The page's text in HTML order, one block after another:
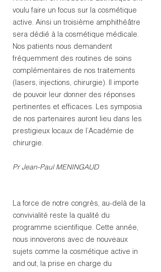
voulu faire un focus sur la cosmétique
active. Ainsi un troisième amphithéâtre
sera dédié à la cosmétique médicale.
Nos patients nous demandent
fréquemment des routines de soins
complémentaires de nos traitements
(lasers, injections, chirurgie). Il importe
de pouvoir leur donner des réponses
pertinentes et efficaces. Les symposia
de nos partenaires auront lieu dans les
prestigieux locaux de l’Académie de
chirurgie.
Pr Jean-Paul MENINGAUD
La force de notre congrès, au-delà de la
convivialité reste la qualité du
programme scientifique. Cette année,
nous innoverons avec de nouveaux
sujets comme la cosmétique active in
and out, la prise en charge du